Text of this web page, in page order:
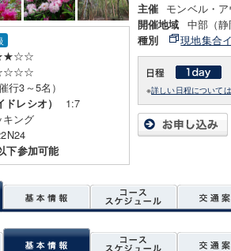
行3～5名）
レシオ） 1:7
キング
下参加可能
主催 モンベル・
開催地域 中部（
種別 現地集合
※詳しい日程について